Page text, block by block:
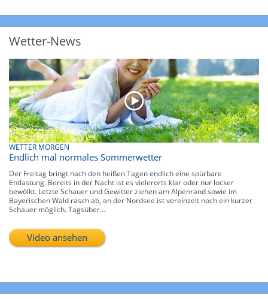
Wetter-News
WETTER MORGEN
Endlich mal normales Sommerwetter
Der Freitag bringt nach den heißen Tagen endlich eine spürbare
Entlastung. Bereits in der Nacht ist es vielerorts klar oder nur locker
bewölkt. Letzte Schauer und Gewitter ziehen am Alpenrand sowie im
Bayerischen Wald rasch ab, an der Nordsee ist vereinzelt noch ein kurzer
Schauer möglich. Tagsüber...
Video ansehen